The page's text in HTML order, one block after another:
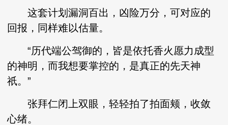
这套计划漏洞百出，凶险万分，可对应的
回报，同样难以估量。
“历代端公驾御的，皆是依托香火愿力成型
的神明，而我想要掌控的，是真正的先天神
祇。”
张拜仁闭上双眼，轻轻拍了拍面颊，收敛
心绪。